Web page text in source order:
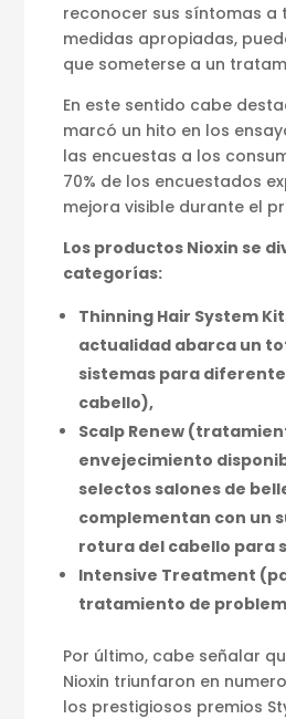
reconocer sus síntomas a
medidas apropiadas,
que someterse a un
En este sentido cabe
marcó un hito en los
las encuestas a los
70% de los encuestados
mejora visible durante el
Los productos Nioxin se
categorías:
Thinning Hair System
actualidad abarca un
sistemas para
cabello),
Scalp Renew
envejecimiento
selectos salones de
complementan con un
rotura del cabello para
Intensive Treatment
tratamiento de
Por último, cabe señalar
Nioxin triunfaron en
los prestigiosos premios